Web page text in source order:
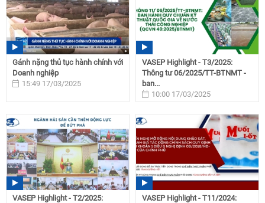
Gánh nặng thủ tục hành chính với
Doanh nghiệp
15:49 17/03/2025
VASEP Highlight - T3/2025:
Thông tư 06/2025/TT-BTNMT -
ban...
10:00 17/03/2025
VASEP Highlight - T2/2025:
VASEP Highlight - T11/2024: